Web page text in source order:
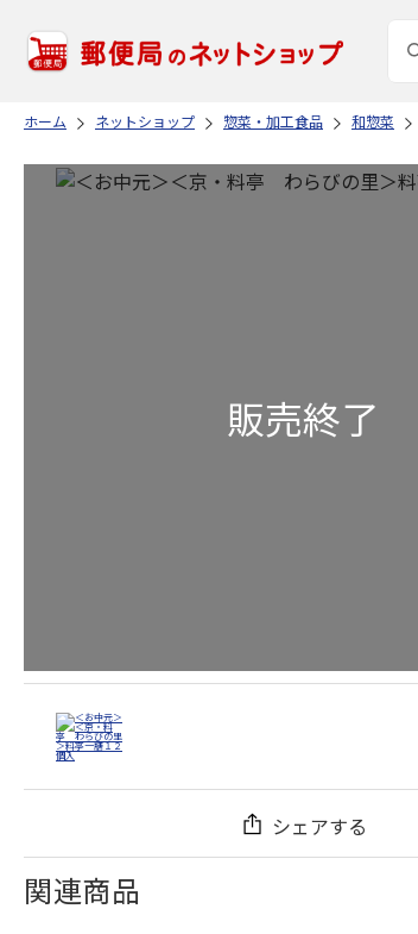
ホーム ネットショップ 惣菜・加工食品 和惣菜
シェアする
関連商品